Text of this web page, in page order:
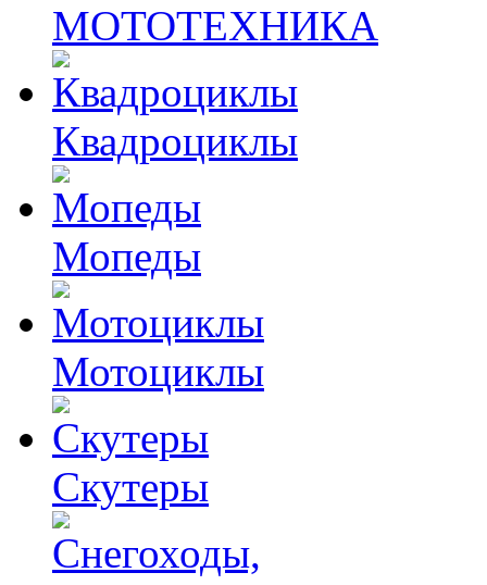
МОТОТЕХНИКА
Квадроциклы
Мопеды
Мотоциклы
Скутеры